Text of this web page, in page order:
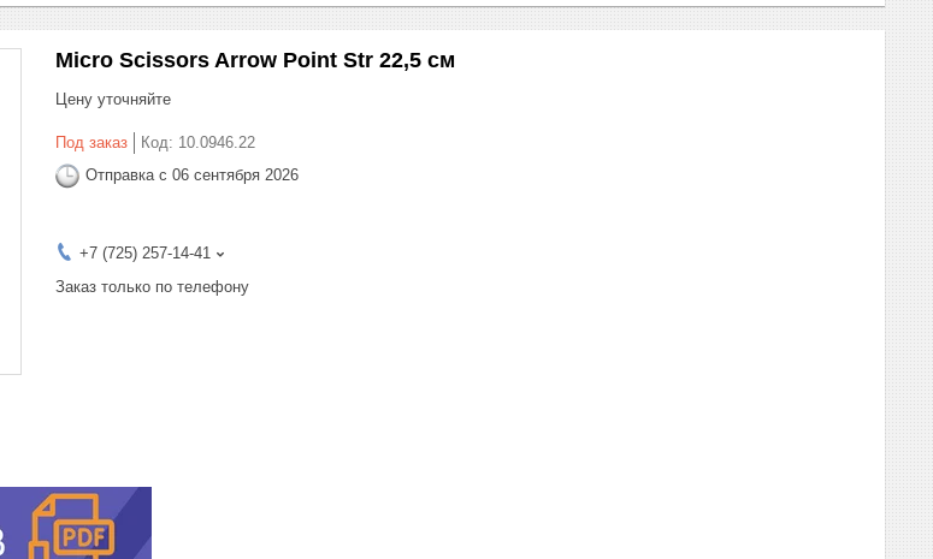
Micro Scissors Arrow Point Str 22,5 см
Цену уточняйте
Под заказ Код: 10.0946.22
Отправка с 06 сентября 2026
+7 (725) 257-14-41
Заказ только по телефону